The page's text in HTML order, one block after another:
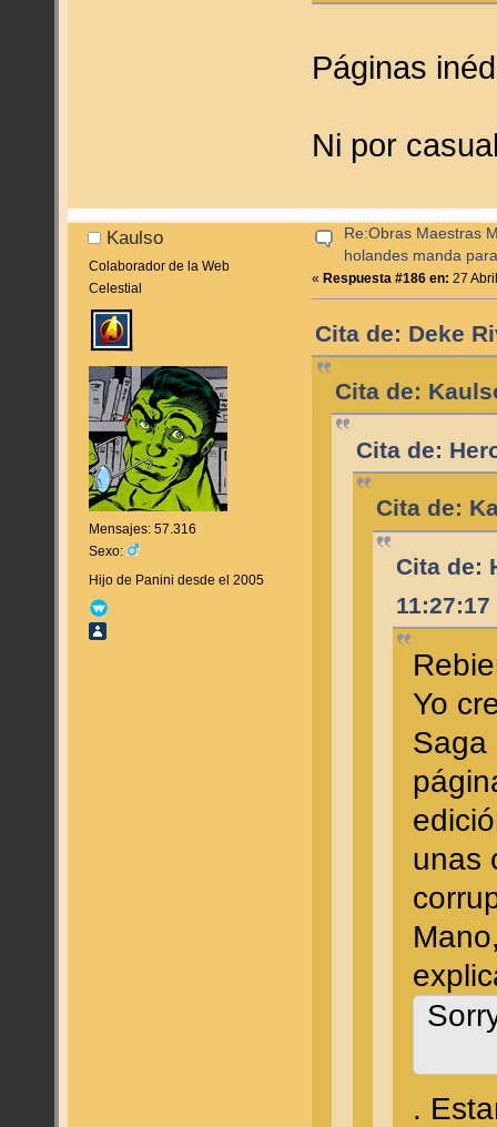
Páginas
Ni por
Kaulso
Colaborador de la Web
Celestial
Mensajes: 57.316
Sexo:
Hijo de Panini desde el 2005
Re:Obras Maestras
holandes manda
«Respuesta #186 en: 27
Cita de: Deke
Cita de:
Cita de:
Cita de:
Cita de:
11:27:17
Yo
Saga
unas
.